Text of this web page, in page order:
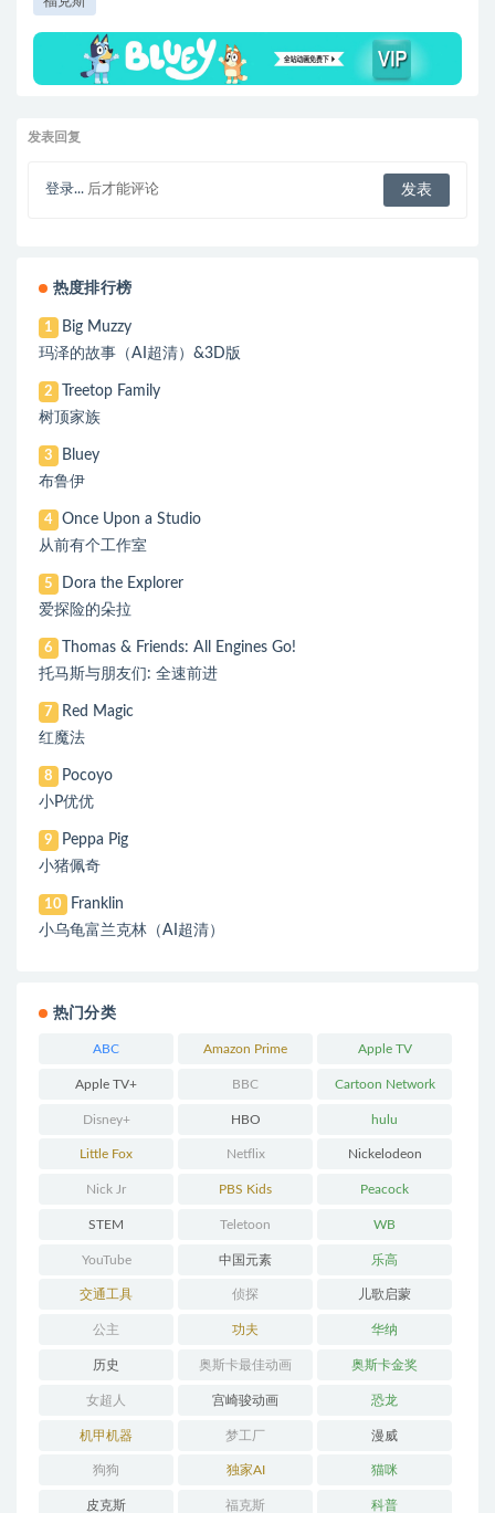
发表回复
登录... 后才能评论
热度排行榜
1
Big Muzzy
玛泽的故事（AI超清）&3D版
2
Treetop Family
树顶家族
3
Bluey
布鲁伊
4
Once Upon a Studio
从前有个工作室
5
Dora the Explorer
爱探险的朵拉
6
Thomas & Friends: All Engines Go!
托马斯与朋友们: 全速前进
7
Red Magic
红魔法
8
Pocoyo
小P优优
9
Peppa Pig
小猪佩奇
10
Franklin
小乌龟富兰克林（AI超清）
热门分类
ABC Amazon Prime Apple TV
Apple TV+ BBC Cartoon Network
Disney+ HBO hulu
Little Fox Netflix Nickelodeon
Nick Jr PBS Kids Peacock
STEM Teletoon WB
YouTube 中国元素 乐高
交通工具 侦探 儿歌启蒙
公主 功夫 华纳
历史 奥斯卡最佳动画 奥斯卡金奖
女超人 宫崎骏动画 恐龙
机甲机器 梦工厂 漫威
狗狗 独家AI 猫咪
皮克斯 福克斯 科普